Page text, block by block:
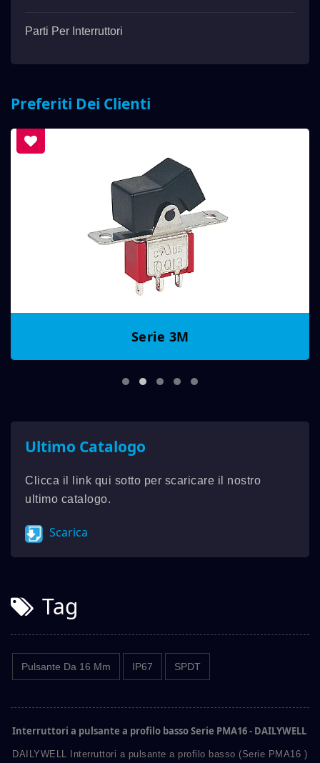
Parti Per Interruttori
Preferiti Dei Clienti
Serie 3M
Ultimo Catalogo
Clicca il link qui sotto per scaricare il nostro
ultimo catalogo.
Scarica
Tag
Pulsante Da 16 Mm IP67 SPDT
Interruttori a pulsante a profilo basso Serie PMA16 - DAILYWELL
DAILYWELL Interruttori a pulsante a profilo basso (Serie PMA16 )